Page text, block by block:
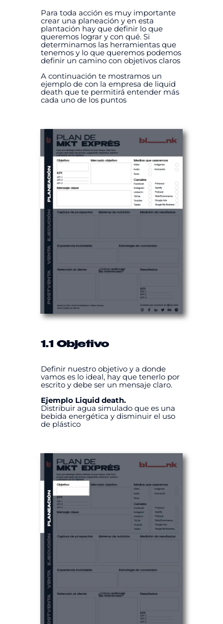
Para toda acción es muy importante
crear una planeación y en esta
plantación hay que definir lo que
queremos lograr y con qué. Si
determinamos las herramientas que
tenemos y lo que queremos podemos
definir un camino con objetivos claros
A continuación te mostramos un
ejemplo de con la empresa de liquid
death que te permitirá entender más
cada uno de los puntos
1.1 Objetivo
Definir nuestro objetivo y a donde
vamos es lo ideal, hay que tenerlo por
escrito y debe ser un mensaje claro.
Ejemplo Liquid death.
Distribuir agua simulado que es una
bebida energética y disminuir el uso
de plástico